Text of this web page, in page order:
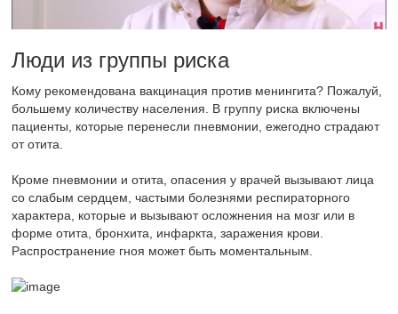
Люди из группы риска
Кому рекомендована вакцинация против менингита? Пожалуй,
большему количеству населения. В группу риска включены
пациенты, которые перенесли пневмонии, ежегодно страдают
от отита.
Кроме пневмонии и отита, опасения у врачей вызывают лица
со слабым сердцем, частыми болезнями респираторного
характера, которые и вызывают осложнения на мозг или в
форме отита, бронхита, инфаркта, заражения крови.
Распространение гноя может быть моментальным.